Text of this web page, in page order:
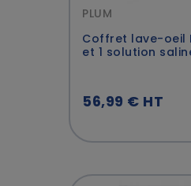
PLUM
Coffret lave-oeil
et 1 solution
56,99 € HT